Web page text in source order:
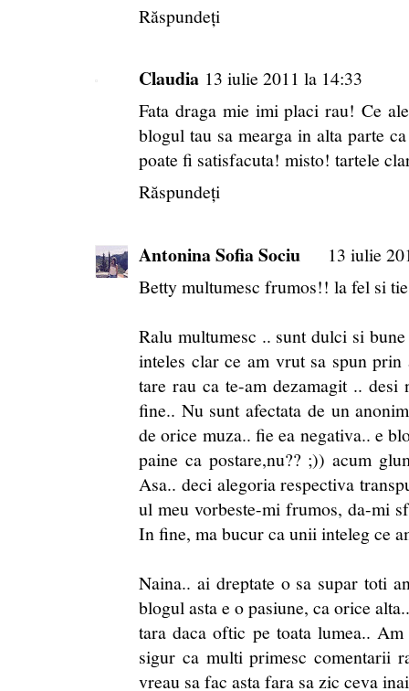
Răspundeți
Claudia 13 iulie 2011 la 14:33
Fata draga mie imi placi rau! Ce
blogul tau sa mearga in alta parte
poate fi satisfacuta! misto! tartele
Răspundeți
Antonina Sofia Sociu
13 iulie
Betty multumesc frumos!! la fel si
Ralu multumesc .. sunt dulci si
inteles clar ce am vrut sa spun
tare rau ca te-am dezamagit ..
fine.. Nu sunt afectata de un
de orice muza.. fie ea negativa.. e
paine ca postare,nu?? ;)) acum
Asa.. deci alegoria respectiva
ul meu vorbeste-mi frumos, da-mi
In fine, ma bucur ca unii inteleg ce
Naina.. ai dreptate o sa supar toti
blogul asta e o pasiune, ca orice
tara daca oftic pe toata lumea..
sigur ca multi primesc comentarii
vreau sa fac asta fara sa zic ceva